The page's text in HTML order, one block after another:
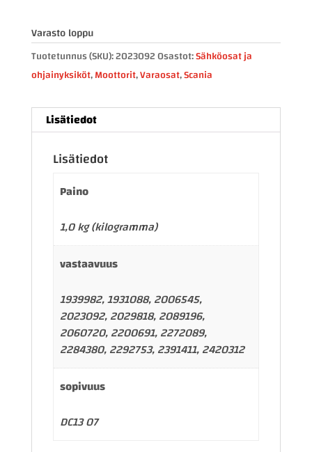
Varasto loppu
Tuotetunnus (SKU):2023092Osastot:Sähköosat ja
ohjainyksiköt,Moottorit,Varaosat,Scania
Lisätiedot
Lisätiedot
Paino
1,0 kg (kilogramma)
vastaavuus
1939982, 1931088, 2006545,
2023092, 2029818, 2089196,
2060720, 2200691, 2272089,
2284380, 2292753, 2391411, 2420312
sopivuus
DC13 07